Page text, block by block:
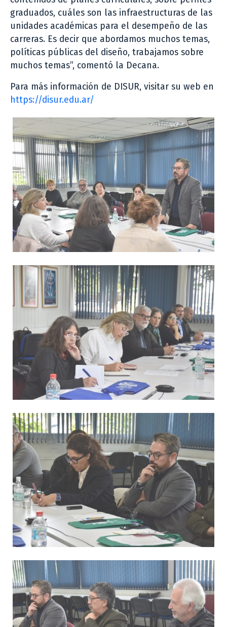
graduados, cuáles son las infraestructuras de las
unidades académicas para el desempeño de las
carreras. Es decir que abordamos muchos temas,
políticas públicas del diseño, trabajamos sobre
muchos temas”, comentó la Decana.
Para más información de DISUR, visitar su web en
https://disur.edu.ar/